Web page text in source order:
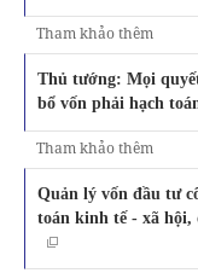
Tham khảo thêm
Thủ tướng: Mọi
bổ vốn phải hạch
Tham khảo thêm
Quản lý vốn đầu tư
toán kinh tế - xã hội,